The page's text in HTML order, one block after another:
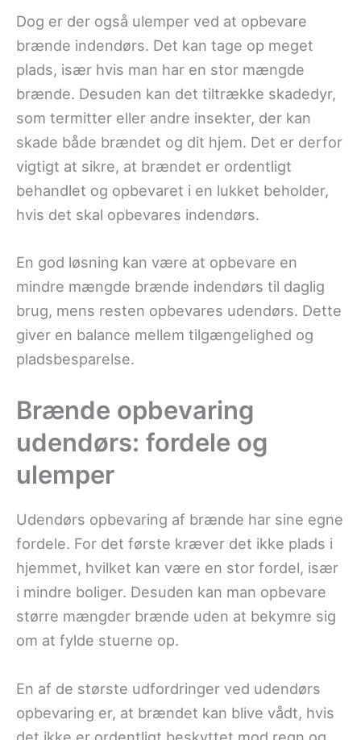
Dog er der også ulemper ved at opbevare
brænde indendørs. Det kan tage op meget
plads, især hvis man har en stor mængde
brænde. Desuden kan det tiltrække skadedyr,
som termitter eller andre insekter, der kan
skade både brændet og dit hjem. Det er derfor
vigtigt at sikre, at brændet er ordentligt
behandlet og opbevaret i en lukket beholder,
hvis det skal opbevares indendørs.
En god løsning kan være at opbevare en
mindre mængde brænde indendørs til daglig
brug, mens resten opbevares udendørs. Dette
giver en balance mellem tilgængelighed og
pladsbesparelse.
Brænde opbevaring
udendørs: fordele og
ulemper
Udendørs opbevaring af brænde har sine egne
fordele. For det første kræver det ikke plads i
hjemmet, hvilket kan være en stor fordel, især
i mindre boliger. Desuden kan man opbevare
større mængder brænde uden at bekymre sig
om at fylde stuerne op.
En af de største udfordringer ved udendørs
opbevaring er, at brændet kan blive vådt, hvis
det ikke er ordentligt beskyttet mod regn og